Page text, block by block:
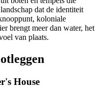
dat de identiteit
koloniale
brengt meer dan water, het
van plaats.
House